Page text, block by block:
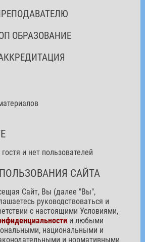
ОБРАЗОВАНИЕ
и нет пользователей
САЙТА
Сайт, Вы (далее "Вы",
руководствоваться и
с настоящими Условиями,
и любыми
национальными и
и нормативными